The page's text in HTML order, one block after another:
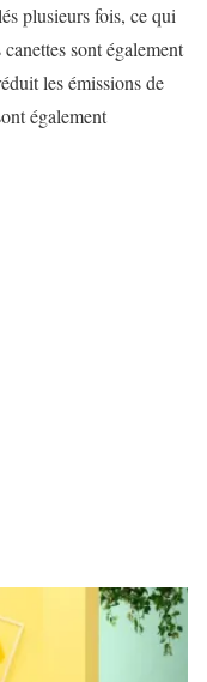
plusieurs fois, ce qui
sont également
les émissions de
également